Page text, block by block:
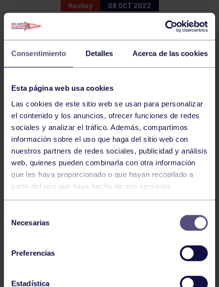
Consentimiento Detalles Acerca de las cookies
Esta página web usa cookies
Las cookies de este sitio web se usan para personalizar
el contenido y los anuncios, ofrecer funciones de redes
sociales y analizar el tráfico. Además, compartimos
información sobre el uso que haga del sitio web con
nuestros partners de redes sociales, publicidad y análisis
web, quienes pueden combinarla con otra información
que les haya proporcionado o que hayan recopilado a
partir del uso que haya hecho de sus servicios.
Necesarias
Preferencias
Estadística
Hockey 08 OCT 2022
NOTICIAS RELACIONADAS
Hockey 28 Jul 2026
ÓSCAR PALOMERO, RUMBO AL
MUNDIAL